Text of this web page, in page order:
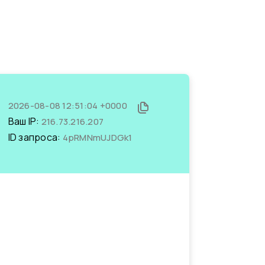
2026-08-08 12:51:04 +0000
Ваш IP: 216.73.216.207
ID запроса: 4pRMNmUJDGk1